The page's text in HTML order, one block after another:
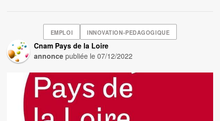
EMPLOI INNOVATION-PEDAGOGIQUE
Cnam Pays de la Loire
annonce publiée le07/12/2022